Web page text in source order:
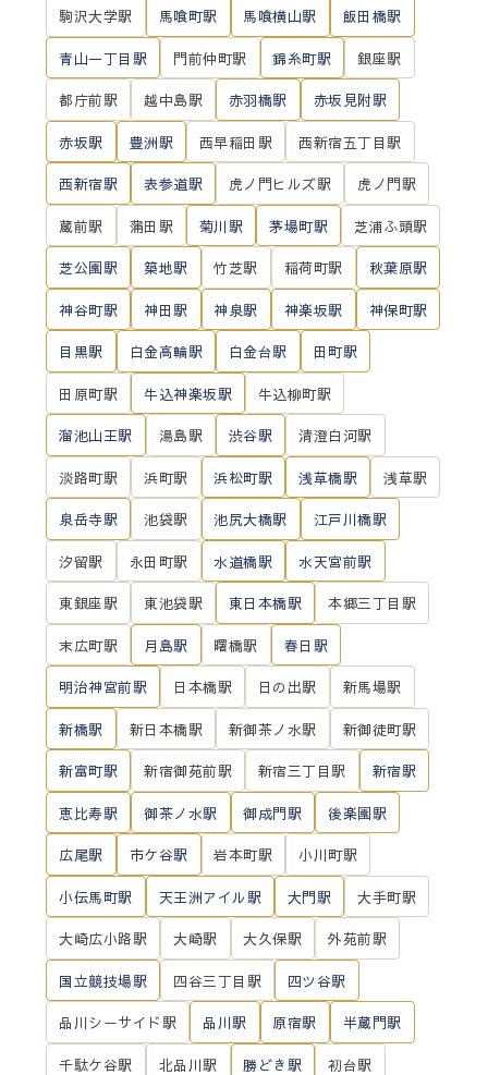
駒沢大学駅 馬喰町駅 馬喰横山駅 飯田橋駅
青山一丁目駅 門前仲町駅 錦糸町駅 銀座駅
都庁前駅 越中島駅 赤羽橋駅 赤坂見附駅
赤坂駅 豊洲駅 西早稲田駅 西新宿五丁目駅
西新宿駅 表参道駅 虎ノ門ヒルズ駅 虎ノ門駅
蔵前駅 蒲田駅 菊川駅 茅場町駅 芝浦ふ頭駅
芝公園駅 築地駅 竹芝駅 稲荷町駅 秋葉原駅
神谷町駅 神田駅 神泉駅 神楽坂駅 神保町駅
目黒駅 白金高輪駅 白金台駅 田町駅
田原町駅 牛込神楽坂駅 牛込柳町駅
溜池山王駅 湯島駅 渋谷駅 清澄白河駅
淡路町駅 浜町駅 浜松町駅 浅草橋駅 浅草駅
泉岳寺駅 池袋駅 池尻大橋駅 江戸川橋駅
汐留駅 永田町駅 水道橋駅 水天宮前駅
東銀座駅 東池袋駅 東日本橋駅 本郷三丁目駅
末広町駅 月島駅 曙橋駅 春日駅
明治神宮前駅 日本橋駅 日の出駅 新馬場駅
新橋駅 新日本橋駅 新御茶ノ水駅 新御徒町駅
新富町駅 新宿御苑前駅 新宿三丁目駅 新宿駅
恵比寿駅 御茶ノ水駅 御成門駅 後楽園駅
広尾駅 市ケ谷駅 岩本町駅 小川町駅
小伝馬町駅 天王洲アイル駅 大門駅 大手町駅
大崎広小路駅 大崎駅 大久保駅 外苑前駅
国立競技場駅 四谷三丁目駅 四ツ谷駅
品川シーサイド駅 品川駅 原宿駅 半蔵門駅
千駄ケ谷駅 北品川駅 勝どき駅 初台駅